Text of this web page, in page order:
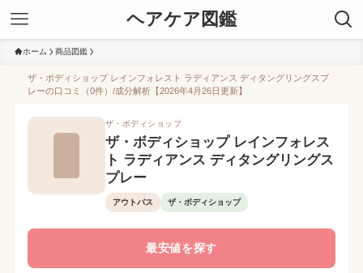
ヘアケア図鑑
ホーム 商品図鑑
ザ・ボディショップ レインフォレスト ラディアンス ディタングリングスプ
レーの口コミ（0件）/成分解析【2026年4月26日更新】
ザ・ボディショップ
ザ・ボディショップ レインフォレス
ト ラディアンス ディタングリングス
プレー
アウトバス ザ・ボディショップ
最安値を探す